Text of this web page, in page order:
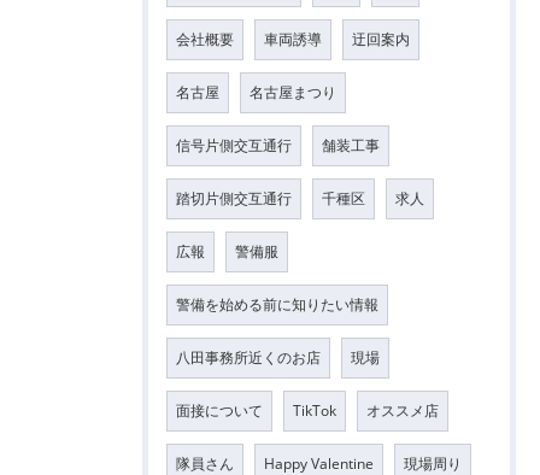
会社概要 車両誘導 迂回案内
名古屋 名古屋まつり
信号片側交互通行 舗装工事
踏切片側交互通行 千種区 求人
広報 警備服
警備を始める前に知りたい情報
八田事務所近くのお店 現場
面接について TikTok オススメ店
隊員さん Happy Valentine 現場周り